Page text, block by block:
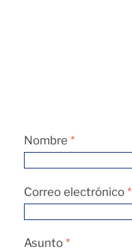
Nombre *
Correo electrónico *
Asunto *